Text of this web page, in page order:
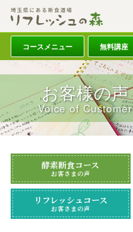
コースメニュー 無料講座
お客様の声
Voice of Customer
酵素断食コース
お客さまの声
リフレッシュコース
お客さまの声